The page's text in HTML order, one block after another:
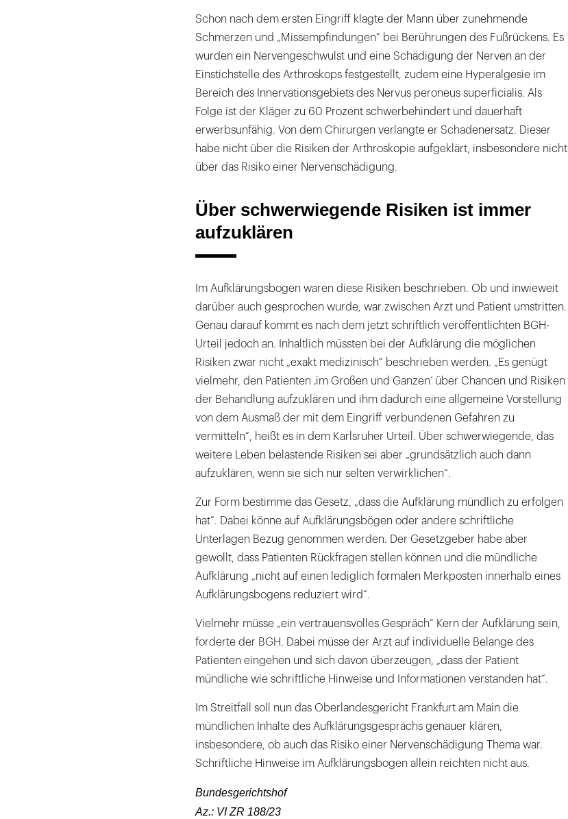
Schon nach dem ersten Eingriff klagte der Mann über zunehmende
Schmerzen und „Missempfindungen“ bei Berührungen des Fußrückens. Es
wurden ein Nervengeschwulst und eine Schädigung der Nerven an der
Einstichstelle des Arthroskops festgestellt, zudem eine Hyperalgesie im
Bereich des Innervationsgebiets des Nervus peroneus superficialis. Als
Folge ist der Kläger zu 60 Prozent schwerbehindert und dauerhaft
erwerbsunfähig. Von dem Chirurgen verlangte er Schadenersatz. Dieser
habe nicht über die Risiken der Arthroskopie aufgeklärt, insbesondere nicht
über das Risiko einer Nervenschädigung.
Über schwerwiegende Risiken ist immer
aufzuklären
Im Aufklärungsbogen waren diese Risiken beschrieben. Ob und inwieweit
darüber auch gesprochen wurde, war zwischen Arzt und Patient umstritten.
Genau darauf kommt es nach dem jetzt schriftlich veröffentlichten BGH-
Urteil jedoch an. Inhaltlich müssten bei der Aufklärung die möglichen
Risiken zwar nicht „exakt medizinisch“ beschrieben werden. „Es genügt
vielmehr, den Patienten ‚im Großen und Ganzen‘ über Chancen und Risiken
der Behandlung aufzuklären und ihm dadurch eine allgemeine Vorstellung
von dem Ausmaß der mit dem Eingriff verbundenen Gefahren zu
vermitteln“, heißt es in dem Karlsruher Urteil. Über schwerwiegende, das
weitere Leben belastende Risiken sei aber „grundsätzlich auch dann
aufzuklären, wenn sie sich nur selten verwirklichen“.
Zur Form bestimme das Gesetz, „dass die Aufklärung mündlich zu erfolgen
hat“. Dabei könne auf Aufklärungsbögen oder andere schriftliche
Unterlagen Bezug genommen werden. Der Gesetzgeber habe aber
gewollt, dass Patienten Rückfragen stellen können und die mündliche
Aufklärung „nicht auf einen lediglich formalen Merkposten innerhalb eines
Aufklärungsbogens reduziert wird“.
Vielmehr müsse „ein vertrauensvolles Gespräch“ Kern der Aufklärung sein,
forderte der BGH. Dabei müsse der Arzt auf individuelle Belange des
Patienten eingehen und sich davon überzeugen, „dass der Patient
mündliche wie schriftliche Hinweise und Informationen verstanden hat“.
Im Streitfall soll nun das Oberlandesgericht Frankfurt am Main die
mündlichen Inhalte des Aufklärungsgesprächs genauer klären,
insbesondere, ob auch das Risiko einer Nervenschädigung Thema war.
Schriftliche Hinweise im Aufklärungsbogen allein reichten nicht aus.
Bundesgerichtshof
Az.: VI ZR 188/23